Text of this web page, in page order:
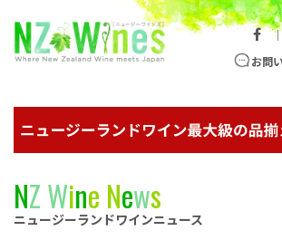
ニュージーランドワイ
お問
NZWine News
ニュージーランドワインニュース